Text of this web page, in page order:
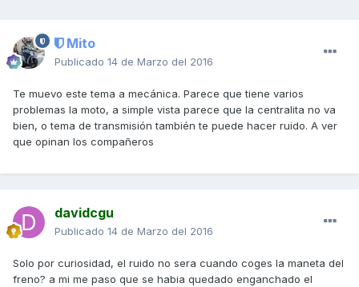
Mito
Publicado 14 de Marzo del 2016
Te muevo este tema a mecánica. Parece que tiene varios
problemas la moto, a simple vista parece que la centralita no va
bien, o tema de transmisión también te puede hacer ruido. A ver
que opinan los compañeros
davidcgu
Publicado 14 de Marzo del 2016
Solo por curiosidad, el ruido no sera cuando coges la maneta del
freno? a mi me paso que se habia quedado enganchado el